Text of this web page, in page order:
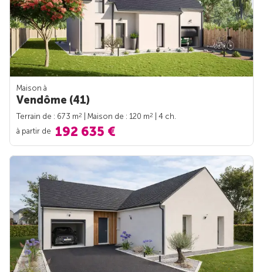
Maison à
Vendôme (41)
Terrain de : 673 m2 | Maison de : 120 m2
| 4 ch.
à partir de 192 635 €